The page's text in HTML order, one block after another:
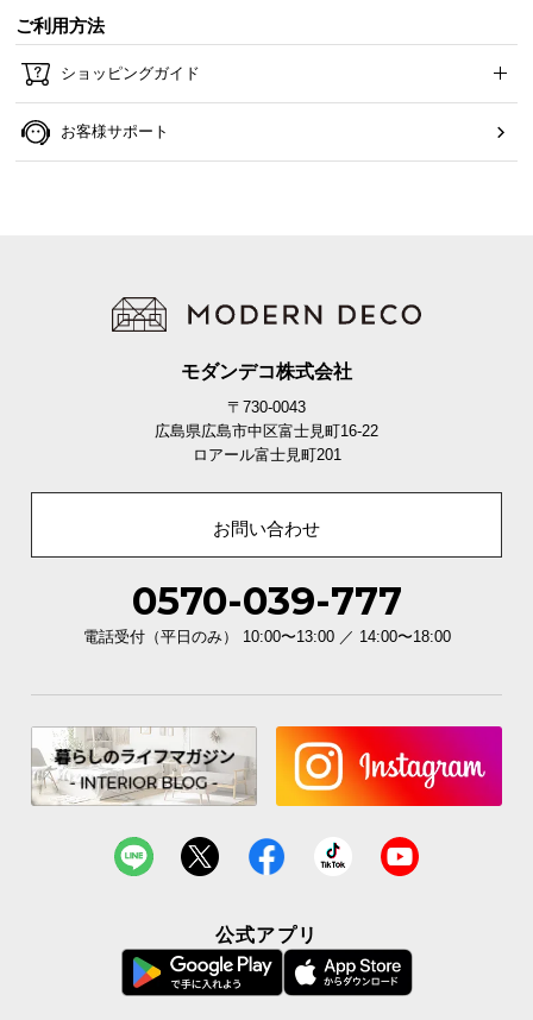
ご利用方法
ショッピングガイド
お客様サポート
モダンデコ株式会社
〒730-0043
広島県広島市中区富士見町16-22
ロアール富士見町201
お問い合わせ
0570-039-777
電話受付（平日のみ） 10:00〜13:00 ／ 14:00〜18:00
公式アプリ